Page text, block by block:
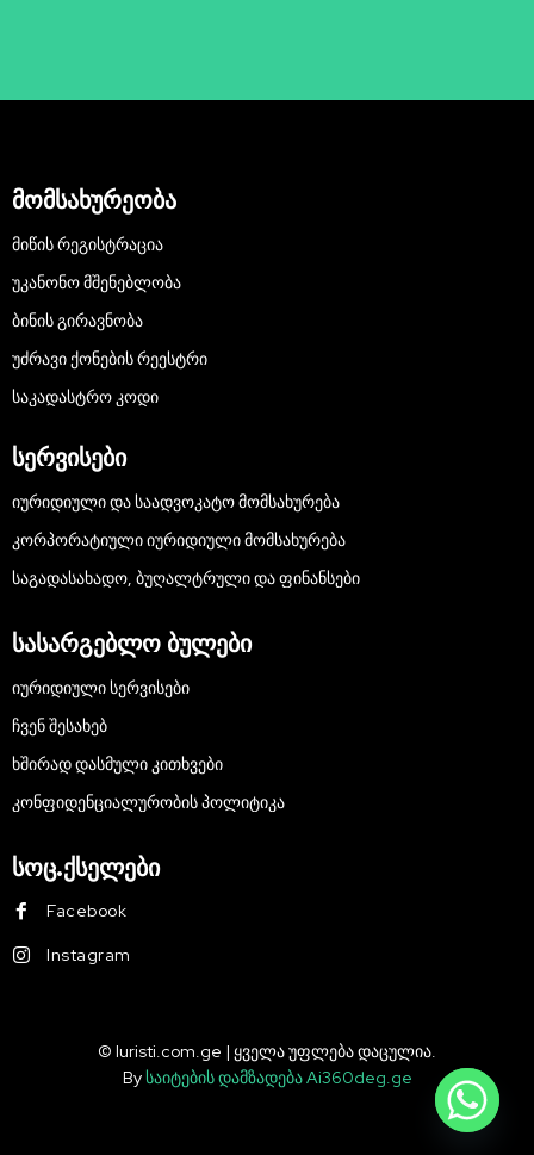
მომსახურეობა
ᲛᲘᲬᲘᲡ ᲠᲔᲒᲘᲡᲢᲠᲐᲪᲘᲐ
ᲣᲙᲐᲜᲝᲜᲝ ᲛᲨᲔᲜᲔᲑᲚᲝᲑᲐ
ᲑᲘᲜᲘᲡ ᲒᲘᲠᲐᲕᲜᲝᲑᲐ
ᲣᲫᲠᲐᲕᲘ ᲥᲝᲜᲔᲑᲘᲡ ᲠᲔᲔᲡᲢᲠᲘ
ᲡᲐᲙᲐᲓᲐᲡᲢᲠᲝ ᲙᲝᲓᲘ
სერვისები
ᲘᲣᲠᲘᲓᲘᲣᲚᲘ ᲓᲐ ᲡᲐᲐᲓᲕᲝᲙᲐᲢᲝ ᲛᲝᲛᲡᲐᲮᲣᲠᲔᲑᲐ
ᲙᲝᲠᲞᲝᲠᲐᲢᲘᲣᲚᲘ ᲘᲣᲠᲘᲓᲘᲣᲚᲘ ᲛᲝᲛᲡᲐᲮᲣᲠᲔᲑᲐ
ᲡᲐᲒᲐᲓᲐᲡᲐᲮᲐᲓᲝ, ᲑᲣᲦᲐᲚᲢᲠᲣᲚᲘ ᲓᲐ ᲤᲘᲜᲐᲜᲡᲔᲑᲘ
სასარგებლო ბულები
ᲘᲣᲠᲘᲓᲘᲣᲚᲘ ᲡᲔᲠᲕᲘᲡᲔᲑᲘ
ᲩᲕᲔᲜ ᲨᲔᲡᲐᲮᲔᲑ
ᲮᲨᲘᲠᲐᲓ ᲓᲐᲡᲛᲣᲚᲘ ᲙᲘᲗᲮᲕᲔᲑᲘ
ᲙᲝᲜᲤᲘᲓᲔᲜᲪᲘᲐᲚᲣᲠᲝᲑᲘᲡ ᲞᲝᲚᲘᲢᲘᲙᲐ
სოც.ქსელები
Facebook
Instagram
© Iuristi.com.ge | ყველა უფლება დაცულია.
By საიტების დამზადება Ai360deg.ge